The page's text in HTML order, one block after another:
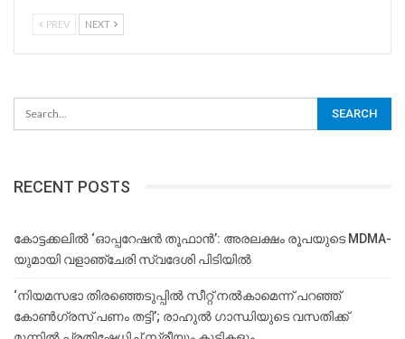
PREV NEXT
RECENT POSTS
കോട്ടക്കലിൽ ‘ഓപ്പറേഷൻ തൂഫാൻ’: അരലക്ഷം രൂപയുടെ MDMA-
യുമായി വളാഞ്ചേരി സ്വദേശി പിടിയിൽ
‘നിയമസഭാ തിരഞ്ഞെടുപ്പിൽ സീറ്റ് നൽകാമെന്ന് പറഞ്ഞ്
കോൺഗ്രസ് പണം തട്ടി’; രാഹുൽ ഗാന്ധിയുടെ വസതിക്ക്